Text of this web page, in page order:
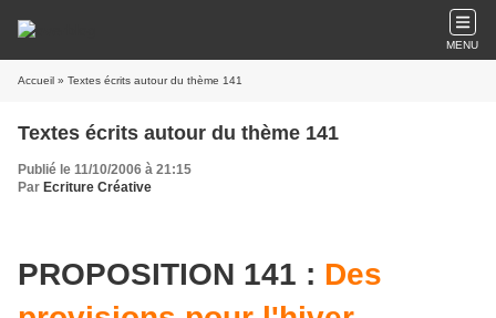
MENU
Accueil » Textes écrits autour du thème 141
Textes écrits autour du thème 141
Publié le 11/10/2006 à 21:15
Par Ecriture Créative
PROPOSITION 141 : Des